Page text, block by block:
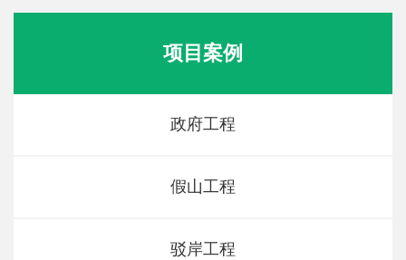
项目案例
政府工程
假山工程
驳岸工程